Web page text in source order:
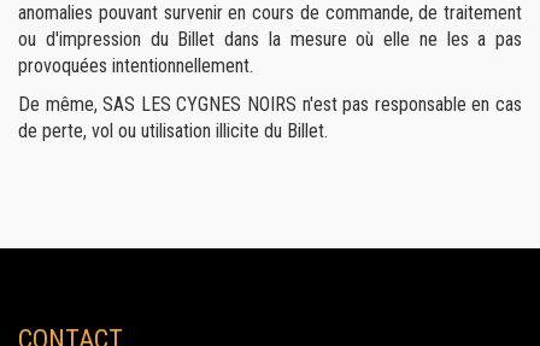
anomalies pouvant survenir en cours de commande, de traitement
ou d'impression du Billet dans la mesure où elle ne les a pas
provoquées intentionnellement.
De même, SAS LES CYGNES NOIRS n'est pas responsable en cas
de perte, vol ou utilisation illicite du Billet.
CONTACT